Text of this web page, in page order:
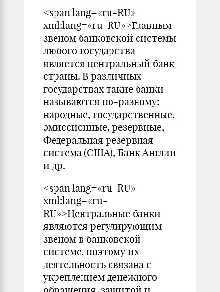
<span lang=«ru-RU»
xml:lang=«ru-RU»>Главным
звеном банковской системы
любого государства
является центральный банк
страны. В различных
государствах такие банки
называются по-разному:
народные, государственные,
эмиссионные, резервные,
Федеральная резервная
система (США), Банк Англии
и др.
<span lang=«ru-RU»
xml:lang=«ru-
RU»>Центральные банки
являются регулирующим
звеном в банковской
системе, поэтому их
деятельность связана с
укреплением денежного